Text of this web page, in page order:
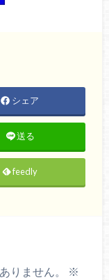
シェア
送る
feedly
りません。
※